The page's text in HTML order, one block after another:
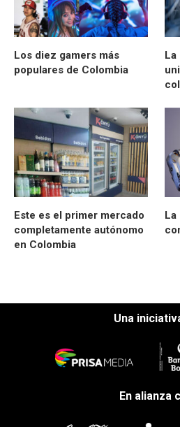
Los diez gamers más
populares de Colombia
La
Este es el primer mercado
completamente autónomo
en Colombia
La
Una
En alianza